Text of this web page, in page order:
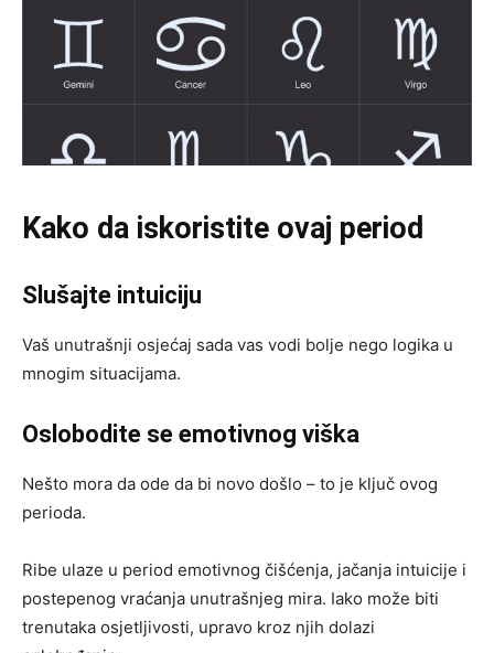
Kako da iskoristite ovaj period
Slušajte intuiciju
Vaš unutrašnji osjećaj sada vas vodi bolje nego logika u
mnogim situacijama.
Oslobodite se emotivnog viška
Nešto mora da ode da bi novo došlo – to je ključ ovog
perioda.
Ribe ulaze u period emotivnog čišćenja, jačanja intuicije i
postepenog vraćanja unutrašnjeg mira. Iako može biti
trenutaka osjetljivosti, upravo kroz njih dolazi